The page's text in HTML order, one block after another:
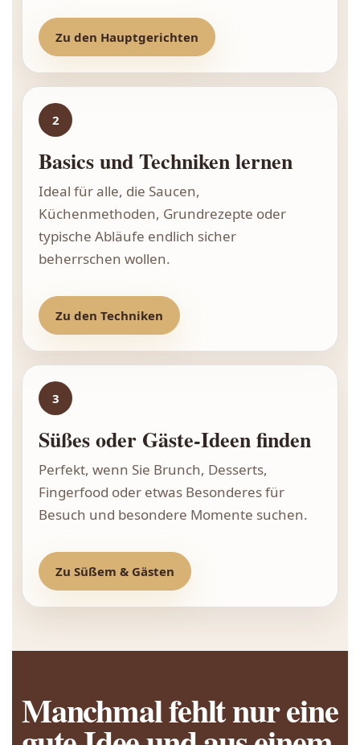
Zu den Hauptgerichten
2
Basics und Techniken lernen
Ideal für alle, die Saucen,
Küchenmethoden, Grundrezepte oder
typische Abläufe endlich sicher
beherrschen wollen.
Zu den Techniken
3
Süßes oder Gäste-Ideen finden
Perfekt, wenn Sie Brunch, Desserts,
Fingerfood oder etwas Besonderes für
Besuch und besondere Momente suchen.
Zu Süßem & Gästen
Manchmal fehlt nur eine